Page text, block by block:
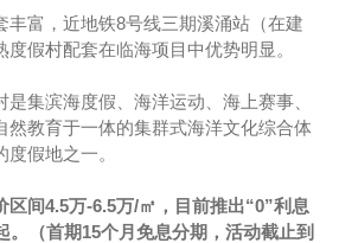
丰富，近地铁8号线三期溪涌站（在建
假村配套在临海项目中优势明显。
集滨海度假、海洋运动、海上赛事、
然教育于一体的集群式海洋文化综合体
假地之一。
区间4.5万-6.5万/㎡，目前推出“0”利息
。（首期15个月免息分期，活动截止到